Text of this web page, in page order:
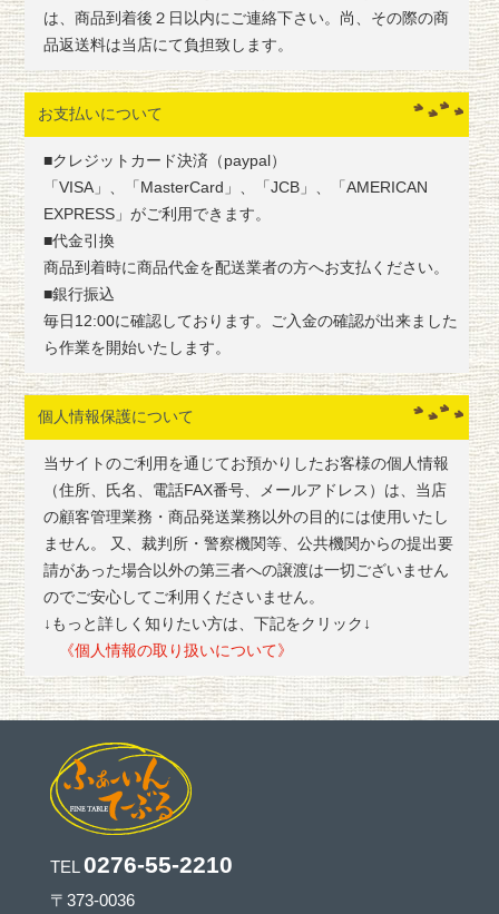
は、商品到着後２日以内にご連絡下さい。尚、その際の商
品返送料は当店にて負担致します。
お支払いについて
■クレジットカード決済（paypal）
「VISA」、「MasterCard」、「JCB」、「AMERICAN
EXPRESS」がご利用できます。
■代金引換
商品到着時に商品代金を配送業者の方へお支払ください。
■銀行振込
毎日12:00に確認しております。ご入金の確認が出来ました
ら作業を開始いたします。
個人情報保護について
当サイトのご利用を通じてお預かりしたお客様の個人情報
（住所、氏名、電話FAX番号、メールアドレス）は、当店
の顧客管理業務・商品発送業務以外の目的には使用いたし
ません。 又、裁判所・警察機関等、公共機関からの提出要
請があった場合以外の第三者への譲渡は一切ございません
のでご安心してご利用くださいません。
↓もっと詳しく知りたい方は、下記をクリック↓
《個人情報の取り扱いについて》
TEL 0276-55-2210
〒373-0036